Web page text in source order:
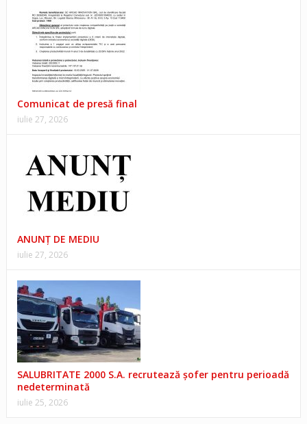
Comunicat de presă final
iulie 27, 2026
ANUNŢ DE MEDIU
iulie 27, 2026
SALUBRITATE 2000 S.A. recrutează șofer pentru perioadă
nedeterminată
iulie 25, 2026